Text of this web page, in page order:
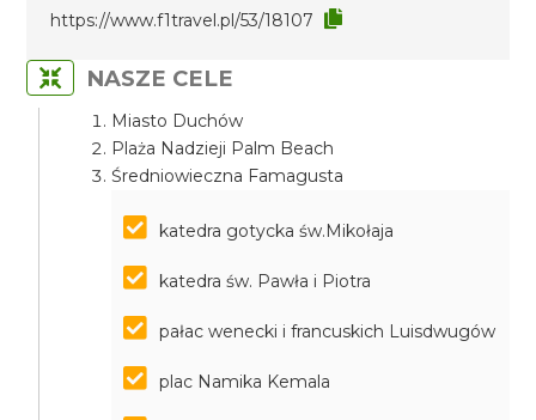
https://www.f1travel.pl/53/18107
NASZE CELE
Miasto Duchów
Plaża Nadzieji Palm Beach
Średniowieczna Famagusta
katedra gotycka św.Mikołaja
katedra św. Pawła i Piotra
pałac wenecki i francuskich Luisdwugów
plac Namika Kemala